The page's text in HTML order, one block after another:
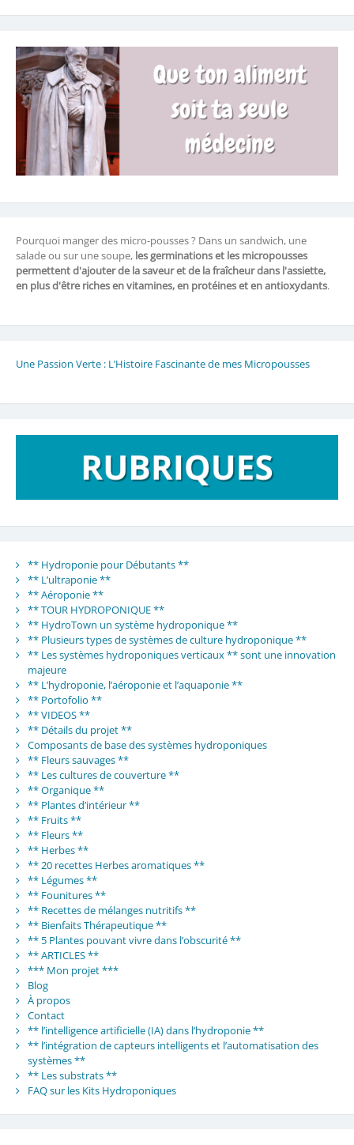
Pourquoi manger des micro-pousses ? Dans un sandwich, une
salade ou sur une soupe, les germinations et les micropousses
permettent d'ajouter de la saveur et de la fraîcheur dans l'assiette,
en plus d'être riches en vitamines, en protéines et en antioxydants.
Une Passion Verte : L’Histoire Fascinante de mes Micropousses
** Hydroponie pour Débutants **
** L’ultraponie **
** Aéroponie **
** TOUR HYDROPONIQUE **
** HydroTown un système hydroponique **
** Plusieurs types de systèmes de culture hydroponique **
** Les systèmes hydroponiques verticaux ** sont une innovation
majeure
** L’hydroponie, l’aéroponie et l’aquaponie **
** Portofolio **
** VIDEOS **
** Détails du projet **
Composants de base des systèmes hydroponiques
** Fleurs sauvages **
** Les cultures de couverture **
** Organique **
** Plantes d’intérieur **
** Fruits **
** Fleurs **
** Herbes **
** 20 recettes Herbes aromatiques **
** Légumes **
** Founitures **
** Recettes de mélanges nutritifs **
** Bienfaits Thérapeutique **
** 5 Plantes pouvant vivre dans l’obscurité **
** ARTICLES **
*** Mon projet ***
Blog
À propos
Contact
** l’intelligence artificielle (IA) dans l’hydroponie **
** l’intégration de capteurs intelligents et l’automatisation des
systèmes **
** Les substrats **
FAQ sur les Kits Hydroponiques